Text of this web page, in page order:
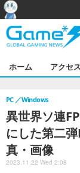
ホーム アクセ
異世界ソ連
にした第二
真・画像
PC Windows
2023.11.22 Wed 2:08